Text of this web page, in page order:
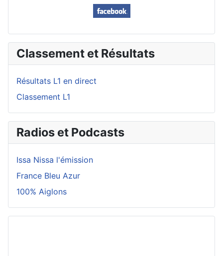
Classement et Résultats
Résultats L1 en direct
Classement L1
Radios et Podcasts
Issa Nissa l'émission
France Bleu Azur
100% Aiglons